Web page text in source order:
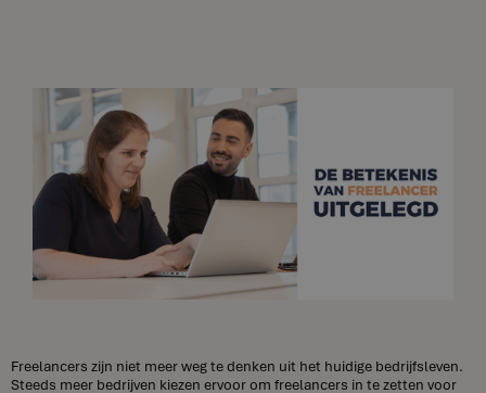
Freelancers zijn niet meer weg te denken uit het huidige bedrijfsleven.
Steeds meer bedrijven kiezen ervoor om freelancers in te zetten voor